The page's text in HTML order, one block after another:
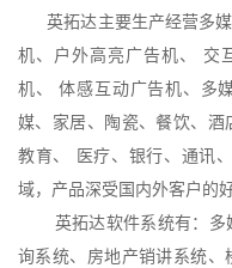
英拓达主要生产经营多媒
机、户外高亮广告机、 交
机、 体感互动广告机、多
媒、家居、陶瓷、餐饮、酒
教育、 医疗、银行、通讯
域，产品深受国内外客户的好
英拓达软件系统有：多
询系统、房地产销讲系统